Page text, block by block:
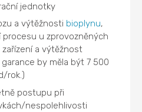
jednotky
a výtěžnosti bioplynu,
u zprovozněných
a výtěžnost
by měla být 7 500
rok.)
postupu při
nespolehlivosti